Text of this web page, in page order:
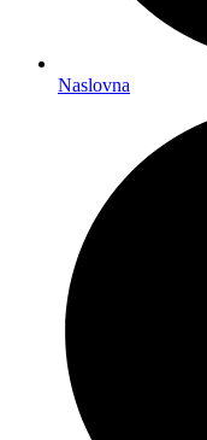
Naslovna